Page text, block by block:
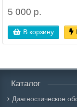
5 000 р.
В корзину
Каталог
Диагностическое